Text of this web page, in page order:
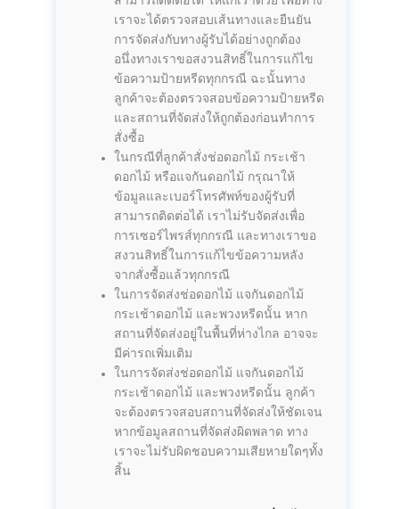
เราจะได้ตรวจสอบเส้นทางและยืนยัน
การจัดส่งกับทางผู้รับได้อย่างถูกต้อง
อนึ่งทางเราขอสงวนสิทธิ์ในการแก้ไข
ข้อความป้ายหรีดทุกกรณี ฉะนั้นทาง
ลูกค้าจะต้องตรวจสอบข้อความป้ายหรีด
และสถานที่จัดส่งให้ถูกต้องก่อนทำการ
สั่งซื้อ
ในกรณีที่ลูกค้าสั่งช่อดอกไม้ กระเช้า
ดอกไม้ หรือแจกันดอกไม้ กรุณาให้
ข้อมูลและเบอร์โทรศัพท์ของผู้รับที่
สามารถติดต่อได้ เราไม่รับจัดส่งเพื่อ
การเซอร์ไพรส์ทุกกรณี และทางเราขอ
สงวนสิทธิ์ในการแก้ไขข้อความหลัง
จากสั่งซื้อแล้วทุกกรณี
ในการจัดส่งช่อดอกไม้ แจกันดอกไม้
กระเช้าดอกไม้ และพวงหรีดนั้น หาก
สถานที่จัดส่งอยู่ในพื้นที่ห่างไกล อาจจะ
มีค่ารถเพิ่มเติม
ในการจัดส่งช่อดอกไม้ แจกันดอกไม้
กระเช้าดอกไม้ และพวงหรีดนั้น ลูกค้า
จะต้องตรวจสอบสถานที่จัดส่งให้ชัดเจน
หากข้อมูลสถานที่จัดส่งผิดพลาด ทาง
เราจะไม่รับผิดชอบความเสียหายใดๆทั้ง
สิ้น